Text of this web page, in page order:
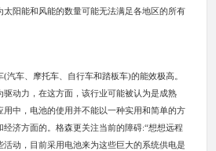
太阳能和风能的数量可能无法满足各地区的所有
汽车、摩托车、自行车和踏板车)的能效极高。
驱动力，在这方面，该行业可能被认为是成熟
用中，电池的使用并不能以一种实用和简单的方
济方面的。格森更关注当前的障碍:“想想远程
动，目前采用电池来为这些巨大的系统供电是